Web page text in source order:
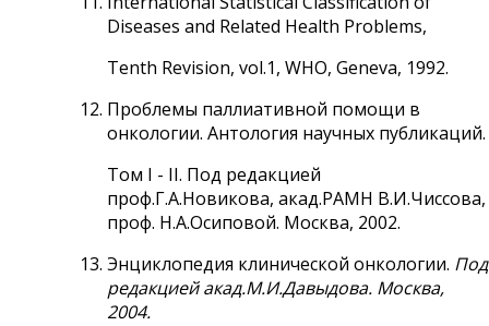
Diseases and Related Health Problems,
Tenth Revision, vol.1, WHO, Geneva, 1992.
Проблемы паллиативной помощи в
онкологии. Антология научных публикаций.
Том I - II. Под редакцией
проф.Г.А.Новикова, акад.РАМН В.И.Чиссова,
проф. Н.А.Осиповой. Москва, 2002.
Энциклопедия клинической онкологии. Под
редакцией акад.М.И.Давыдова. Москва,
2004.